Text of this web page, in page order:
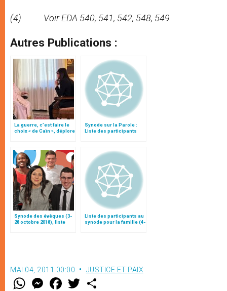
(4) Voir EDA 540, 541, 542, 548, 549
Autres Publications :
La guerre, c’est faire le
choix « de Caïn », déplore
Synode sur la Parole :
Liste des participants
Synode des évêques (3-
28 octobre 2018), liste
Liste des participants au
synode pour la famille (4-
25 octobre)
MAI 04, 2011 00:00 JUSTICE ET PAIX
W M
e
F
a w